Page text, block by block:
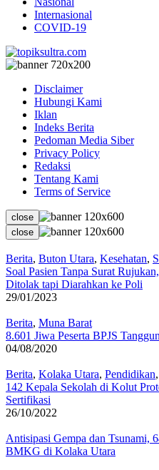
Internasional
COVID-19
Disclaimer
Hubungi Kami
Iklan
Indeks Berita
Pedoman Media Siber
Privacy Policy
Redaksi
Tentang Kami
Terms of Service
close
close
Berita, Buton Utara, Kesehatan,
Soal Pasien Tanpa Surat
Ditolak tapi Diarahkan ke Poli
29/01/2023
Berita, Muna Barat
8.601 Jiwa Peserta BPJS
04/08/2020
Berita, Kolaka Utara, Pendidikan,
142 Kepala Sekolah di Kolut
Sertifikasi
26/10/2022
Antisipasi Gempa dan Tsunami,
BMKG di Kolaka Utara